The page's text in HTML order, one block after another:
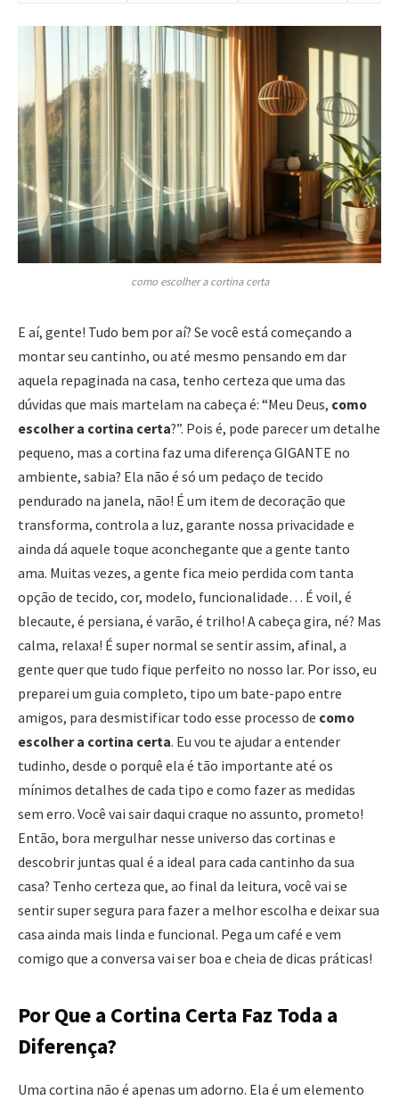
como escolher a cortina certa
E aí, gente! Tudo bem por aí? Se você está começando a
montar seu cantinho, ou até mesmo pensando em dar
aquela repaginada na casa, tenho certeza que uma das
dúvidas que mais martelam na cabeça é: “Meu Deus, como
escolher a cortina certa?”. Pois é, pode parecer um detalhe
pequeno, mas a cortina faz uma diferença GIGANTE no
ambiente, sabia? Ela não é só um pedaço de tecido
pendurado na janela, não! É um item de decoração que
transforma, controla a luz, garante nossa privacidade e
ainda dá aquele toque aconchegante que a gente tanto
ama. Muitas vezes, a gente fica meio perdida com tanta
opção de tecido, cor, modelo, funcionalidade… É voil, é
blecaute, é persiana, é varão, é trilho! A cabeça gira, né? Mas
calma, relaxa! É super normal se sentir assim, afinal, a
gente quer que tudo fique perfeito no nosso lar. Por isso, eu
preparei um guia completo, tipo um bate-papo entre
amigos, para desmistificar todo esse processo de como
escolher a cortina certa. Eu vou te ajudar a entender
tudinho, desde o porquê ela é tão importante até os
mínimos detalhes de cada tipo e como fazer as medidas
sem erro. Você vai sair daqui craque no assunto, prometo!
Então, bora mergulhar nesse universo das cortinas e
descobrir juntas qual é a ideal para cada cantinho da sua
casa? Tenho certeza que, ao final da leitura, você vai se
sentir super segura para fazer a melhor escolha e deixar sua
casa ainda mais linda e funcional. Pega um café e vem
comigo que a conversa vai ser boa e cheia de dicas práticas!
Por Que a Cortina Certa Faz Toda a
Diferença?
Uma cortina não é apenas um adorno. Ela é um elemento